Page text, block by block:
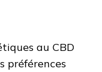
au CBD
préférences